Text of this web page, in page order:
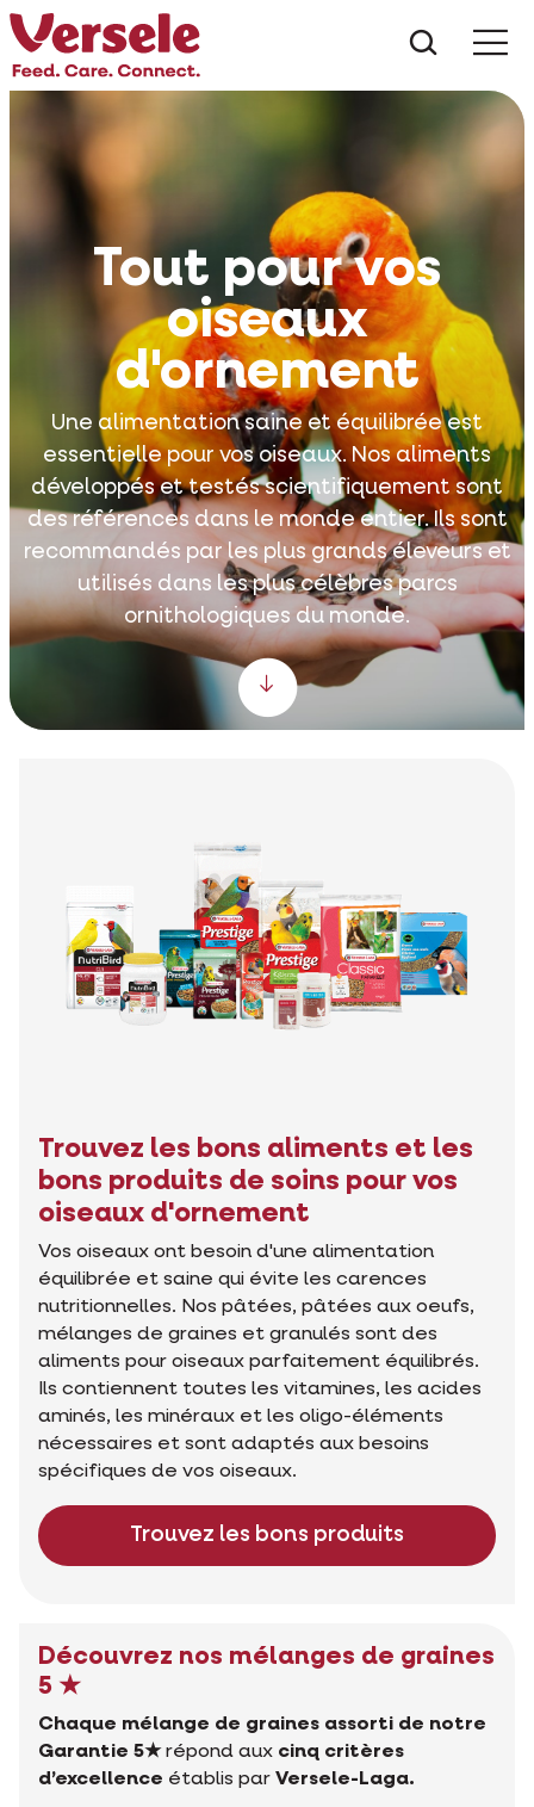
Tout pour vos
oiseaux
d'ornement
Une alimentation saine et équilibrée est
essentielle pour vos oiseaux. Nos aliments
développés et testés scientifiquement sont
des références dans le monde entier. Ils sont
recommandés par les plus grands éleveurs et
utilisés dans les plus célèbres parcs
ornithologiques du monde.
Scroll down
Trouvez les bons aliments et les
bons produits de soins pour vos
oiseaux d'ornement
Vos oiseaux ont besoin d'une alimentation
équilibrée et saine qui évite les carences
nutritionnelles. Nos pâtées, pâtées aux oeufs,
mélanges de graines et granulés sont des
aliments pour oiseaux parfaitement équilibrés.
Ils contiennent toutes les vitamines, les acides
aminés, les minéraux et les oligo-éléments
nécessaires et sont adaptés aux besoins
spécifiques de vos oiseaux.
Trouvez les bons produits
Découvrez nos mélanges de graines
5 ★
Chaque mélange de graines assorti de notre
Garantie 5★répond aux cinq critères
d’excellence établis par Versele-Laga.